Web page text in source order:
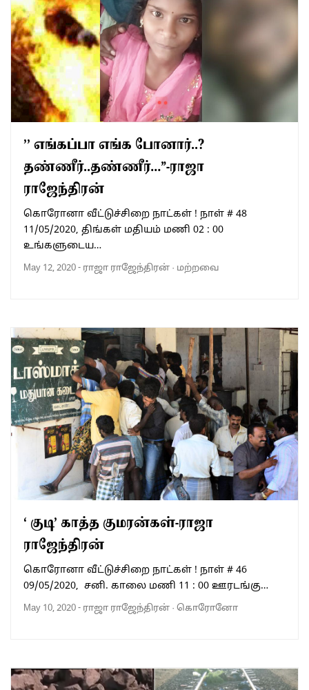
’’ எங்கப்பா எங்க போனார்..?
தண்ணீர்..தண்ணீர்…”-ராஜா
ராஜேந்திரன்
கொரோனா வீட்டுச்சிறை நாட்கள் ! நாள் # 48
11/05/2020, திங்கள் மதியம் மணி 02 : 00
உங்களுடைய…
May 12, 2020- ராஜா ராஜேந்திரன் · மற்றவை
‘ குடி’ காத்த குமரன்கள்-ராஜா
ராஜேந்திரன்
கொரோனா வீட்டுச்சிறை நாட்கள் ! நாள் # 46
09/05/2020, சனி. காலை மணி 11 : 00 ஊரடங்கு…
May 10, 2020- ராஜா ராஜேந்திரன் · கொரோனோ